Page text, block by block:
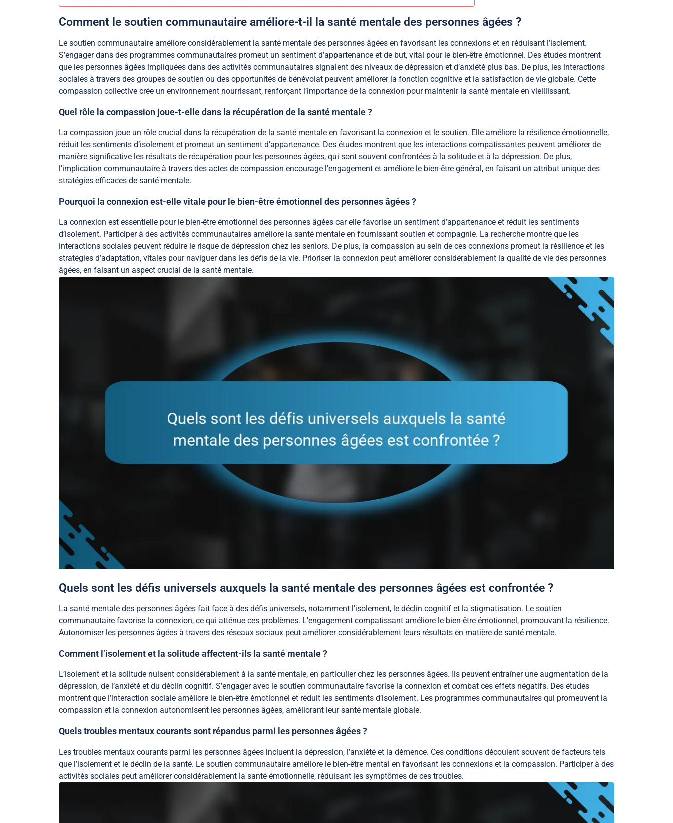
Comment le soutien communautaire améliore-t-il la santé mentale des personnes âgées ?
Le soutien communautaire améliore considérablement la santé mentale des personnes âgées en favorisant les connexions et en réduisant l’isolement.
S’engager dans des programmes communautaires promeut un sentiment d’appartenance et de but, vital pour le bien-être émotionnel. Des études montrent
que les personnes âgées impliquées dans des activités communautaires signalent des niveaux de dépression et d’anxiété plus bas. De plus, les interactions
sociales à travers des groupes de soutien ou des opportunités de bénévolat peuvent améliorer la fonction cognitive et la satisfaction de vie globale. Cette
compassion collective crée un environnement nourrissant, renforçant l’importance de la connexion pour maintenir la santé mentale en vieillissant.
Quel rôle la compassion joue-t-elle dans la récupération de la santé mentale ?
La compassion joue un rôle crucial dans la récupération de la santé mentale en favorisant la connexion et le soutien. Elle améliore la résilience émotionnelle,
réduit les sentiments d’isolement et promeut un sentiment d’appartenance. Des études montrent que les interactions compatissantes peuvent améliorer de
manière significative les résultats de récupération pour les personnes âgées, qui sont souvent confrontées à la solitude et à la dépression. De plus,
l’implication communautaire à travers des actes de compassion encourage l’engagement et améliore le bien-être général, en faisant un attribut unique des
stratégies efficaces de santé mentale.
Pourquoi la connexion est-elle vitale pour le bien-être émotionnel des personnes âgées ?
La connexion est essentielle pour le bien-être émotionnel des personnes âgées car elle favorise un sentiment d’appartenance et réduit les sentiments
d’isolement. Participer à des activités communautaires améliore la santé mentale en fournissant soutien et compagnie. La recherche montre que les
interactions sociales peuvent réduire le risque de dépression chez les seniors. De plus, la compassion au sein de ces connexions promeut la résilience et les
stratégies d’adaptation, vitales pour naviguer dans les défis de la vie. Prioriser la connexion peut améliorer considérablement la qualité de vie des personnes
âgées, en faisant un aspect crucial de la santé mentale.
Quels sont les défis universels auxquels la santé mentale des personnes âgées est confrontée ?
La santé mentale des personnes âgées fait face à des défis universels, notamment l’isolement, le déclin cognitif et la stigmatisation. Le soutien
communautaire favorise la connexion, ce qui atténue ces problèmes. L’engagement compatissant améliore le bien-être émotionnel, promouvant la résilience.
Autonomiser les personnes âgées à travers des réseaux sociaux peut améliorer considérablement leurs résultats en matière de santé mentale.
Comment l’isolement et la solitude affectent-ils la santé mentale ?
L’isolement et la solitude nuisent considérablement à la santé mentale, en particulier chez les personnes âgées. Ils peuvent entraîner une augmentation de la
dépression, de l’anxiété et du déclin cognitif. S’engager avec le soutien communautaire favorise la connexion et combat ces effets négatifs. Des études
montrent que l’interaction sociale améliore le bien-être émotionnel et réduit les sentiments d’isolement. Les programmes communautaires qui promeuvent la
compassion et la connexion autonomisent les personnes âgées, améliorant leur santé mentale globale.
Quels troubles mentaux courants sont répandus parmi les personnes âgées ?
Les troubles mentaux courants parmi les personnes âgées incluent la dépression, l’anxiété et la démence. Ces conditions découlent souvent de facteurs tels
que l’isolement et le déclin de la santé. Le soutien communautaire améliore le bien-être mental en favorisant les connexions et la compassion. Participer à des
activités sociales peut améliorer considérablement la santé émotionnelle, réduisant les symptômes de ces troubles.